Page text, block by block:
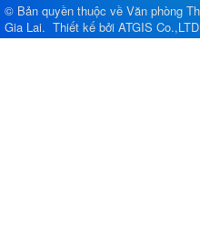
© Bản quyền thuộc về Văn phòng
Gia Lai. Thiết kế bởi ATGIS Co.,LTD